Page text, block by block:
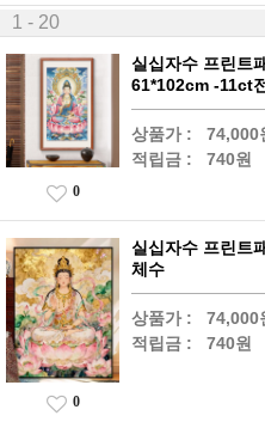
1 - 20
실십자수 프린트
61*102cm -11ct
상품가 : 74,000
적립금 : 740원
0
실십자수 프린트
체수
상품가 : 74,000
적립금 : 740원
0